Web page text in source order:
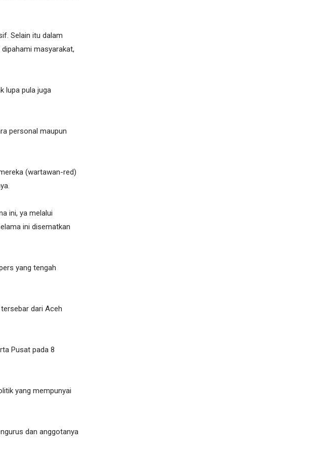
Selain itu dalam
masyarakat,
lupa pula juga
personal maupun
(wartawan-red)
ini, ya melalui
ini disematkan
yang tengah
dari Aceh
Pusat pada 8
yang mempunyai
dan anggotanya